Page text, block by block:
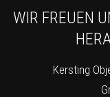
WIR FREUEN
Kersting